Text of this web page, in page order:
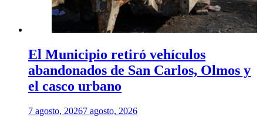
El Municipio retiró vehículos
abandonados de San Carlos, Olmos y
el casco urbano
7 agosto, 20267 agosto, 2026